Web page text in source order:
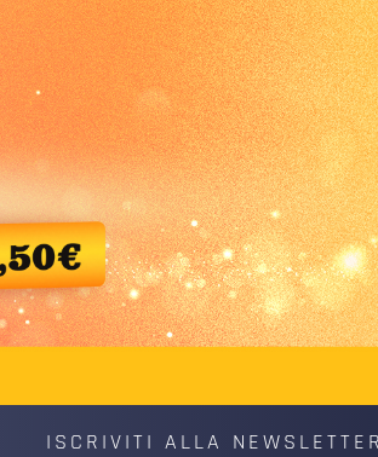
ISCRIVITI ALLA